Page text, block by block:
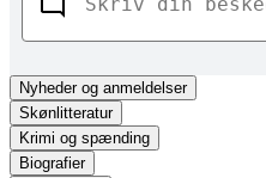
Nyhederog anmeldelser
Skønlitteratur
Krimi og spænding
Biografier